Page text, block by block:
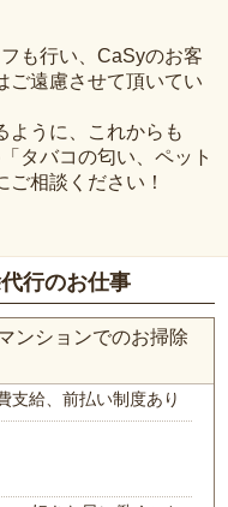
も行い、CaSyのお客
ご遠慮させて頂いてい
ように、これからも
タバコの匂い、ペット
相談ください！
行のお仕事
ンションでのお掃除
支給、前払い制度あり